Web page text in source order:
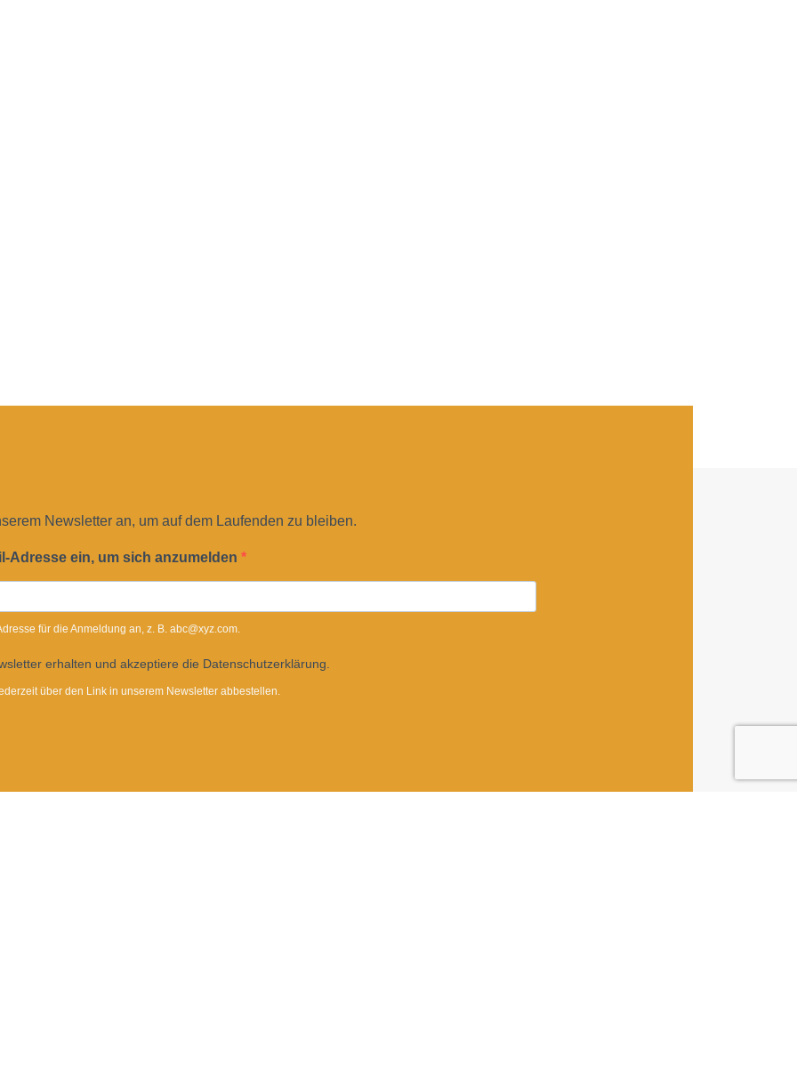
Newsletter an, um auf dem Laufenden zu bleiben.
Adresse ein, um sich anzumelden
für die Anmeldung an, z. B. abc@xyz.com.
erhalten und akzeptiere die Datenschutzerklärung.
über den Link in unserem Newsletter abbestellen.